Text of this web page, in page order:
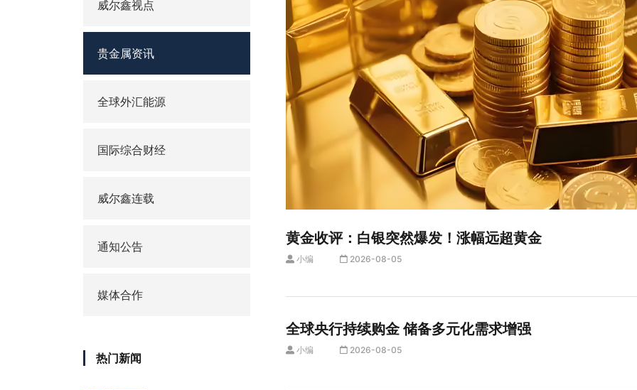
威尔鑫视点
贵金属资讯
全球外汇能源
国际综合财经
威尔鑫连载
通知公告
媒体合作
热门新闻
黄金收评：白银突然爆发！涨幅远超黄金
小编 2026-08-05
全球央行持续购金 储备多元化需求增强
小编 2026-08-05